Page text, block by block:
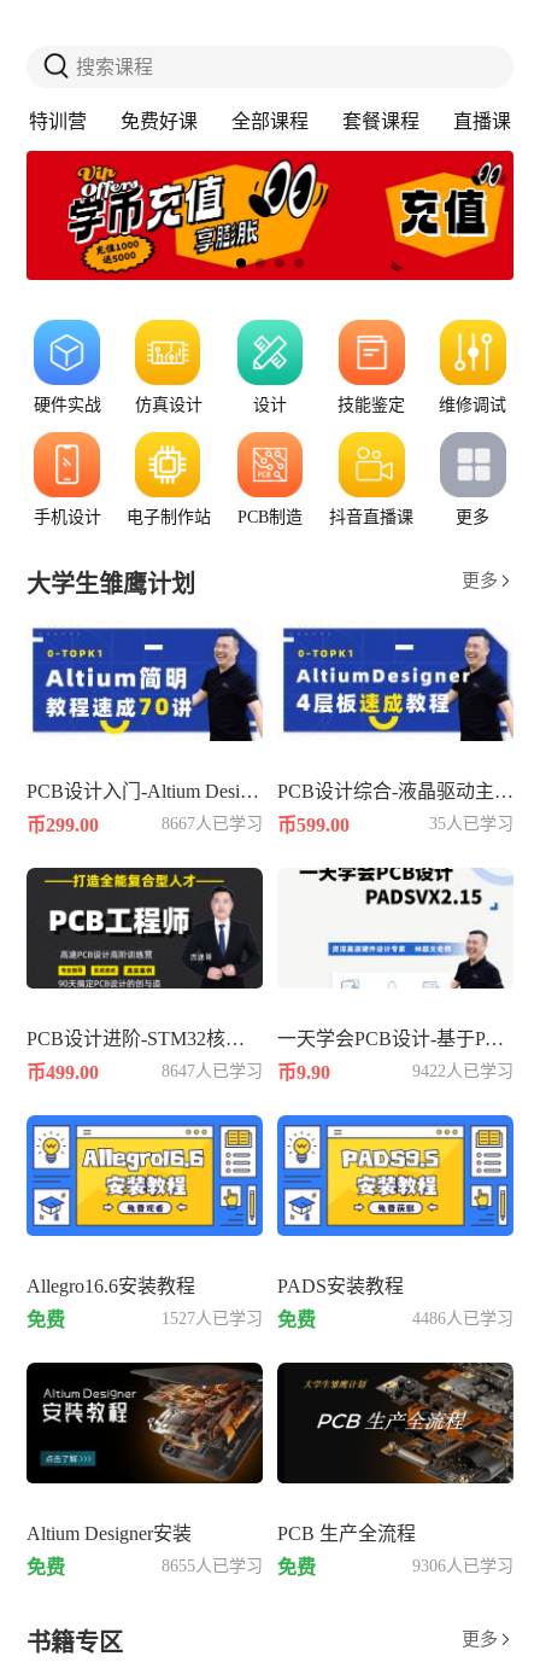
搜索课程
特训营 免费好课 全部课程 套餐课程 直播课
硬件实战 仿真设计 设计 技能鉴定 维修调试
手机设计 电子制作站 PCB制造 抖音直播课 更多
大学生雏鹰计划 更多 
PCB设计入门-Altium Designer平台速成
币299.00
8667人已学习
PCB设计综合-液晶驱动主板4层
币599.00
35人已学习
PCB设计进阶-STM32核心板4层板
币499.00
8647人已学习
一天学会PCB设计-基于PADSVX2.15
币9.90
9422人已学习
Allegro16.6安装教程
免费
1527人已学习
PADS安装教程
免费
4486人已学习
Altium Designer安装
免费
8655人已学习
PCB 生产全流程
免费
9306人已学习
书籍专区 更多 